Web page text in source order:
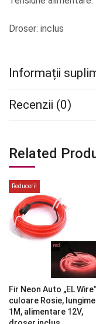
Droser: inclus
Informații
Recenzii (0)
Related
Reduceri!
Fir Neon Auto „EL Wire”
culoare Rosie, lungime
1M, alimentare 12V,